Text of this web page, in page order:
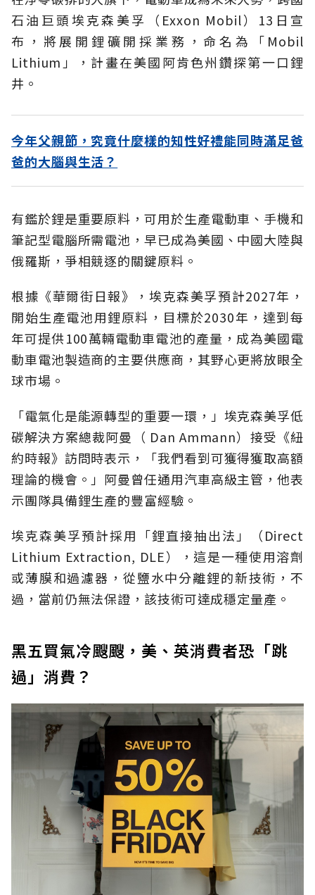
石油巨頭埃克森美孚（Exxon Mobil）13日宣
布，將展開鋰礦開採業務，命名為「Mobil
Lithium」，計畫在美國阿肯色州鑽探第一口鋰
井。
今年父親節，究竟什麼樣的知性好禮能同時滿足爸
爸的大腦與生活？
有鑑於鋰是重要原料，可用於生產電動車、手機和
筆記型電腦所需電池，早已成為美國、中國大陸與
俄羅斯，爭相競逐的關鍵原料。
根據《華爾街日報》，埃克森美孚預計2027年，
開始生產電池用鋰原料，目標於2030年，達到每
年可提供100萬輛電動車電池的產量，成為美國電
動車電池製造商的主要供應商，其野心更將放眼全
球市場。
「電氣化是能源轉型的重要一環，」埃克森美孚低
碳解決方案總裁阿曼（ Dan Ammann）接受《紐
約時報》訪問時表示，「我們看到可獲得獲取高額
理論的機會。」阿曼曾任通用汽車高級主管，他表
示團隊具備鋰生產的豐富經驗。
埃克森美孚預計採用「鋰直接抽出法」（Direct
Lithium Extraction, DLE），這是一種使用溶劑
或薄膜和過濾器，從鹽水中分離鋰的新技術，不
過，當前仍無法保證，該技術可達成穩定量產。
黑五買氣冷颼颼，美、英消費者恐「跳
過」消費？